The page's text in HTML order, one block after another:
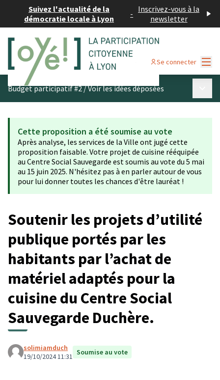
Suivez l'actualité de la
démocratie locale à Lyon
- Inscrivez-vous à la
newsletter
Se connecter
Budget participatif #2/Voir les idées déposées
Cette proposition a été soumise au vote
Après analyse, les services de la Ville ont jugé cette
proposition faisable. Votre projet de cuisine rééquipée
au Centre Social Sauvegarde est soumis au vote du 5 mai
au 15 juin 2025. N'hésitez pas à en parler autour de vous
pour lui donner toutes les chances d'être lauréat !
Soutenir les projets d’utilité
publique portés par les
habitants par l’achat de
matériel adaptés pour la
cuisine du Centre Social
Sauvegarde Duchère.
solimiamduch
19/10/2024 11:31 Soumise au vote